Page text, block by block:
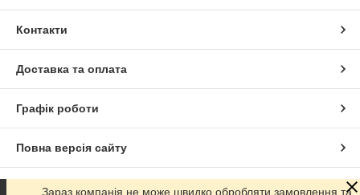
Контакти
Доставка та оплата
Графік роботи
Повна версія сайту
Сайт створено на маркетплейсі Prom.ua
Зараз компанія не може швидко обробляти замовлення та